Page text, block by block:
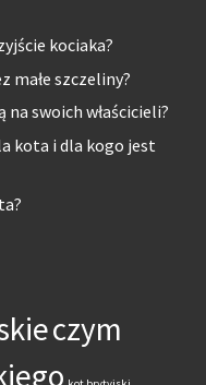
kociaka?
małe szczeliny?
swoich właścicieli?
kota i dla kogo jest
czym